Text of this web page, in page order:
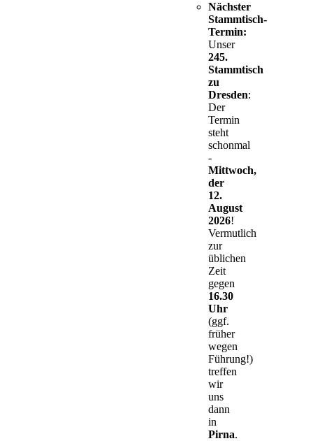
Nächster
Stammtisch-
Termin:
Unser
245.
Stammtisch
zu
Dresden:
Der
Termin
steht
schonmal
-
Mittwoch,
der
12.
August
2026!
Vermutlich
zur
üblichen
Zeit
gegen
16.30
Uhr
(ggf.
früher
wegen
Führung!)
treffen
wir
uns
dann
in
Pirna.